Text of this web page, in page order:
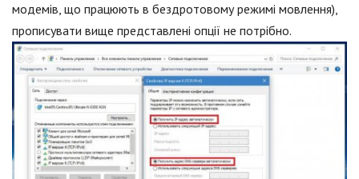
модемів, що працюють в бездротовому режимі мовлення),
прописувати вище представлені опції не потрібно.